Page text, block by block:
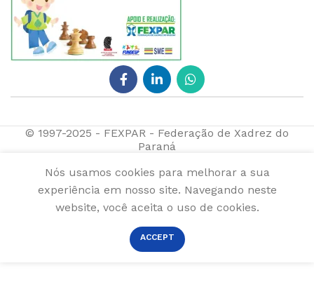
© 1997-2025 - FEXPAR - Federação de Xadrez do
Paraná
Nós usamos cookies para melhorar a sua
experiência em nosso site. Navegando neste
website, você aceita o uso de cookies.
ACCEPT